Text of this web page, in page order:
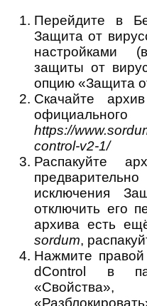
Перейдите в
Защита от
настройками
защиты от
опцию «Защита
Скачайте
https://
control-v2-1/
Распакуйте
исключения
отключить его
архива есть
sordum,
Нажмите
dControl в
«Свойства»,